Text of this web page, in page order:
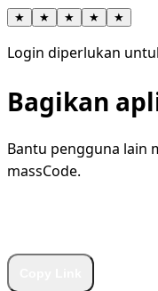
★ ★ ★ ★ ★
Login diperlukan
Bagikan
Bantu pengguna lain
massCode.